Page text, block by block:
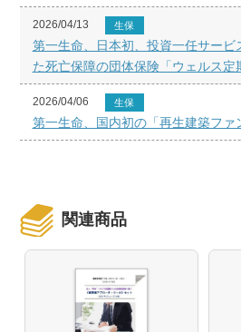
2026/04/13 生保
第一生命、日本初、投資一任サービ
た死亡保障の団体保険「ウェルス定
2026/04/06 生保
第一生命、国内初の「再生建築ファ
関連商品